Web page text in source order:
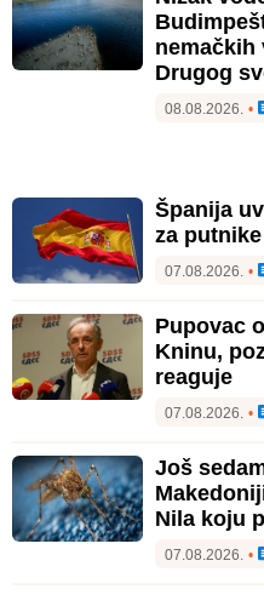
nemačkih
Drugog
08.08.2026. •
Španija
za
07.08.2026. •
Pupovac
Kninu,
reaguje
07.08.2026. •
Još
Nila koju
07.08.2026. •